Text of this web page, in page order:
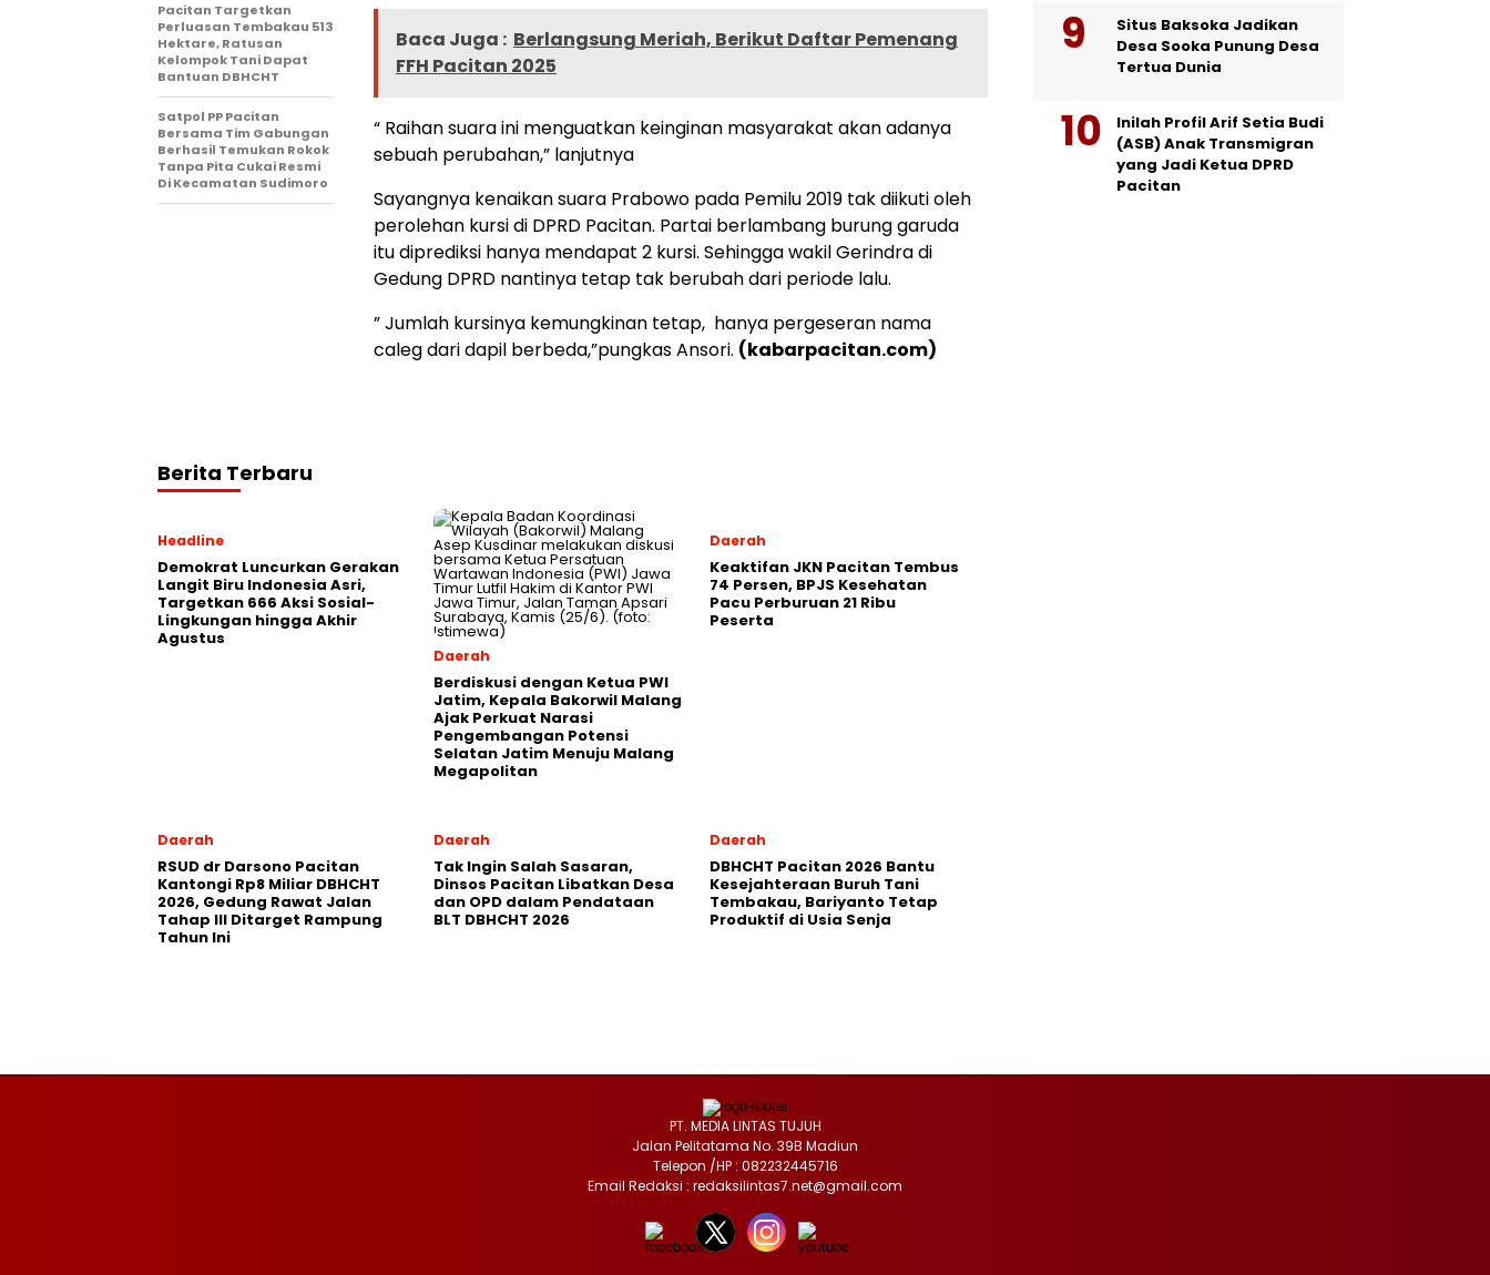
Baca Juga : Berlangsung Meriah, Berikut Daftar Pemenang
FFH Pacitan 2025
“ Raihan suara ini menguatkan keinginan masyarakat akan adanya
sebuah perubahan,” lanjutnya
Sayangnya kenaikan suara Prabowo pada Pemilu 2019 tak diikuti oleh
perolehan kursi di DPRD Pacitan. Partai berlambang burung garuda
itu diprediksi hanya mendapat 2 kursi. Sehingga wakil Gerindra di
Gedung DPRD nantinya tetap tak berubah dari periode lalu.
” Jumlah kursinya kemungkinan tetap, hanya pergeseran nama
caleg dari dapil berbeda,”pungkas Ansori. (kabarpacitan.com)
Pacitan Targetkan
Perluasan Tembakau 513
Hektare, Ratusan
Kelompok Tani Dapat
Bantuan DBHCHT
Satpol PP Pacitan
Bersama Tim Gabungan
Berhasil Temukan Rokok
Tanpa Pita Cukai Resmi
Di Kecamatan Sudimoro
Berita Terbaru
Headline
Demokrat Luncurkan Gerakan
Langit Biru Indonesia Asri,
Targetkan 666 Aksi Sosial-
Lingkungan hingga Akhir
Agustus
Daerah
Berdiskusi dengan Ketua PWI
Jatim, Kepala Bakorwil Malang
Ajak Perkuat Narasi
Pengembangan Potensi
Selatan Jatim Menuju Malang
Megapolitan
Daerah
Keaktifan JKN Pacitan Tembus
74 Persen, BPJS Kesehatan
Pacu Perburuan 21 Ribu
Peserta
Daerah
RSUD dr Darsono Pacitan
Kantongi Rp8 Miliar DBHCHT
2026, Gedung Rawat Jalan
Tahap III Ditarget Rampung
Tahun Ini
Daerah
Tak Ingin Salah Sasaran,
Dinsos Pacitan Libatkan Desa
dan OPD dalam Pendataan
BLT DBHCHT 2026
Daerah
DBHCHT Pacitan 2026 Bantu
Kesejahteraan Buruh Tani
Tembakau, Bariyanto Tetap
Produktif di Usia Senja
Situs Baksoka Jadikan
Desa Sooka Punung Desa
Tertua Dunia
Inilah Profil Arif Setia Budi
(ASB) Anak Transmigran
yang Jadi Ketua DPRD
Pacitan
PT. MEDIA LINTAS TUJUH
Jalan Pelitatama No. 39B Madiun
Telepon /HP : 082232445716
Email Redaksi : redaksilintas7.net@gmail.com